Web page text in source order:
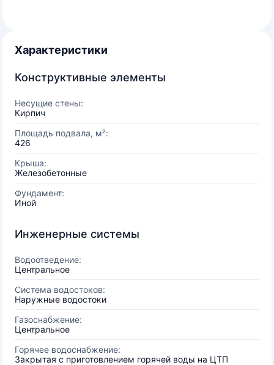
Характеристики
Конструктивные элементы
Несущие стены:
Кирпич
Площадь подвала, м²:
426
Крыша:
Железобетонные
Фундамент:
Иной
Инженерные системы
Водоотведение:
Центральное
Система водостоков:
Наружные водостоки
Газоснабжение:
Центральное
Горячее водоснабжение:
Закрытая с приготовлением горячей воды на ЦТП